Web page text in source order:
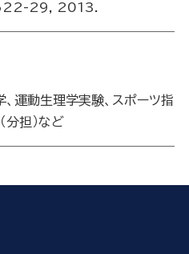
29, 2013.
運動生理学実験、スポーツ指
分担）など